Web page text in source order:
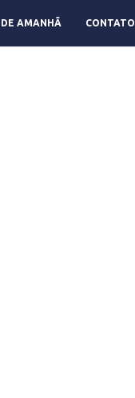
AMANHÃ CONTATO